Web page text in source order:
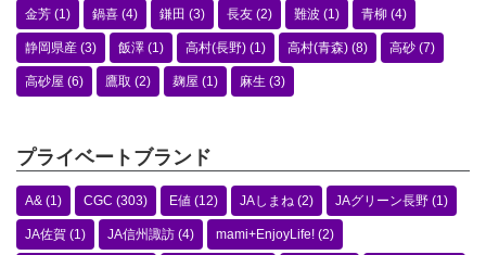
金芳 (1) 鍋喜 (4) 鎌田 (3) 長友 (2) 難波 (1) 青柳 (4)
静岡県産 (3) 飯澤 (1) 高村(長野) (1) 高村(青森) (8) 高砂 (7)
高砂屋 (6) 鷹取 (2) 麹屋 (1) 麻生 (3)
プライベートブランド
A& (1) CGC (303) E値 (12) JAしまね (2) JAグリーン長野 (1)
JA佐賀 (1) JA信州諏訪 (4) mami+EnjoyLife! (2)